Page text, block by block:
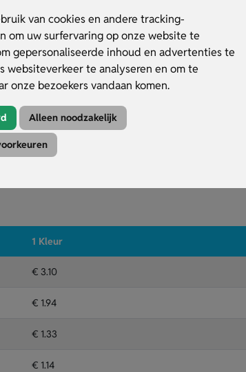
van cookies en andere tracking-
om uw surfervaring op onze website te
gepersonaliseerde inhoud en advertenties te
websiteverkeer te analyseren en om te
onze bezoekers vandaan komen.
Alleen noodzakelijk
uitdeel bellenblaas heeft een inhoud van 30 ml en
of personaliseren, ideaal voor promoties of
hem op kinderfeestjes, evenementen of als origineel
of speciale gelegenheden.
1 Kleur
€ 3.10
€ 1.94
€ 1.33
€ 1.14